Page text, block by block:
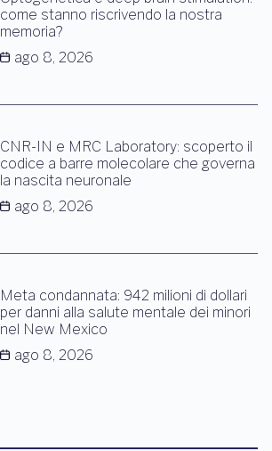
come stanno riscrivendo la nostra
memoria?
ago 8, 2026
CNR-IN e MRC Laboratory: scoperto il
codice a barre molecolare che governa
la nascita neuronale
ago 8, 2026
Meta condannata: 942 milioni di dollari
per danni alla salute mentale dei minori
nel New Mexico
ago 8, 2026